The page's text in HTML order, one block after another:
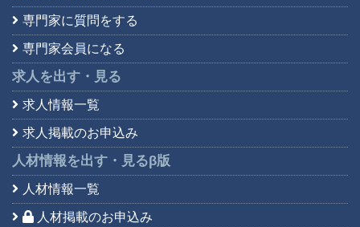
専門家に質問をする
専門家会員になる
求人を出す・見る
求人情報一覧
求人掲載のお申込み
人材情報を出す・見るβ版
人材情報一覧
人材掲載のお申込み